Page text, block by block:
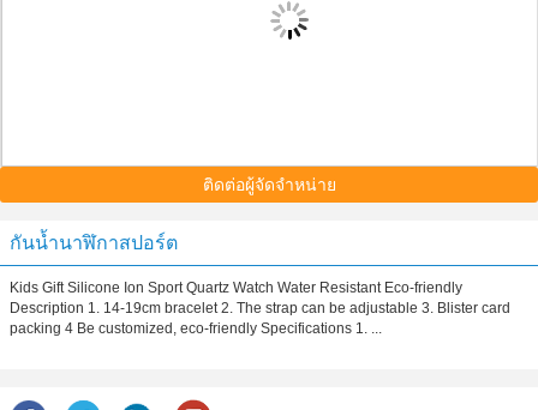
ติดต่อผู้จัดจำหน่าย
กันน้ำนาฬิกาสปอร์ต
Kids Gift Silicone Ion Sport Quartz Watch Water Resistant Eco-friendly
Description 1. 14-19cm bracelet 2. The strap can be adjustable 3. Blister card
packing 4 Be customized, eco-friendly Specifications 1. ...